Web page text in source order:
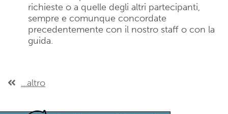
richieste o a quelle degli altri partecipanti,
sempre e comunque concordate
precedentemente con il nostro staff o con la
guida.
...altro